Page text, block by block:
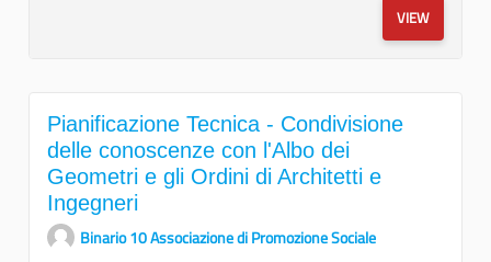
VIEW
Pianificazione Tecnica - Condivisione
delle conoscenze con l'Albo dei
Geometri e gli Ordini di Architetti e
Ingegneri
Binario 10 Associazione di Promozione Sociale